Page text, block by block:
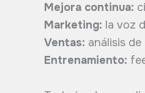
Mejora continua:
Marketing: la voz
Ventas: análisis
Entrenamiento: